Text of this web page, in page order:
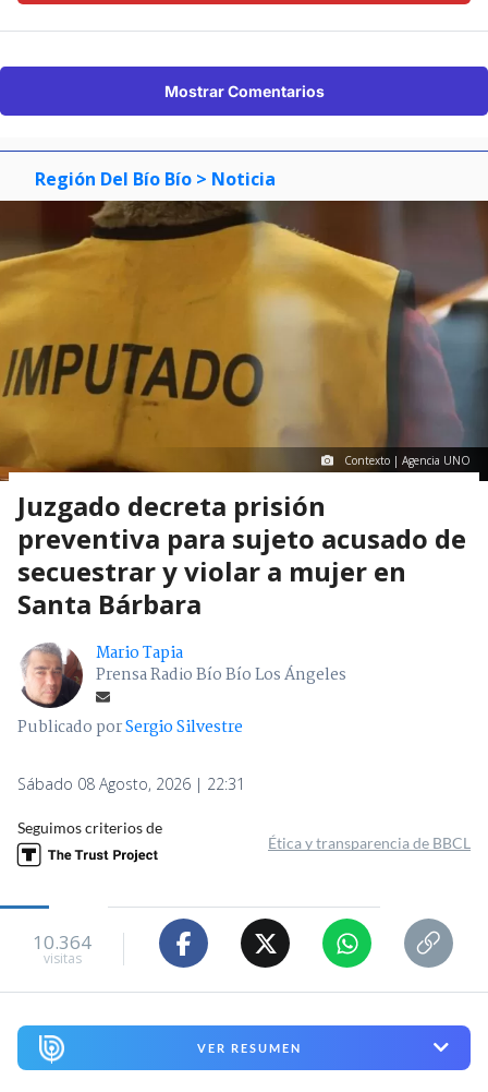
Mostrar Comentarios
Región Del Bío Bío > Noticia
Contexto | Agencia UNO
Juzgado decreta prisión
preventiva para sujeto acusado de
secuestrar y violar a mujer en
Santa Bárbara
Mario Tapia
Prensa Radio Bío Bío Los Ángeles
Publicado porSergio Silvestre
Sábado 08 Agosto, 2026 | 22:31
Seguimos criterios de
Ética y transparencia de BBCL
10.364
visitas
VER RESUMEN